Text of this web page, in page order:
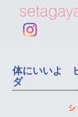
体にいいよ
ダ
シ